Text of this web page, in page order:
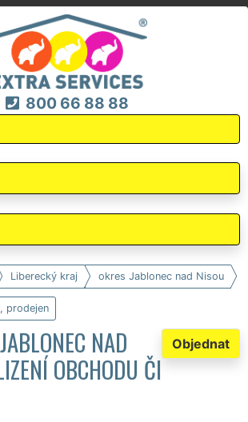
800 66 88 88
Liberecký kraj okres Jablonec nad Nisou
prodejen
Objednat
NAD
OBCHODU ČI